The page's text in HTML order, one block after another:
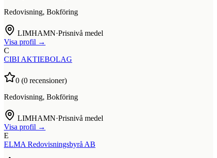
Redovisning, Bokföring
LIMHAMN·Prisnivå medel
Visa profil →
C
CIBI AKTIEBOLAG
0 (0 recensioner)
Redovisning, Bokföring
LIMHAMN·Prisnivå medel
Visa profil →
E
ELMA Redovisningsbyrå AB